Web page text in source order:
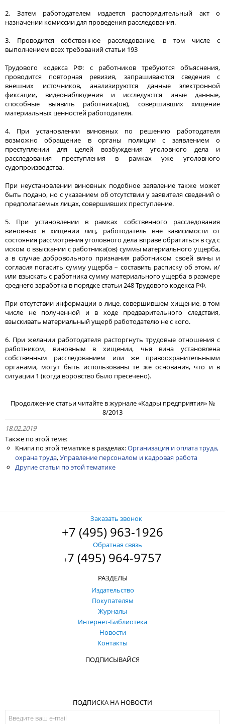
2. Затем работодателем издается распорядительный акт о
назначении комиссии для проведения расследования.
3. Проводится собственное расследование, в том числе с
выполнением всех требований статьи 193
Трудового кодекса РФ: с работников требуются объяснения,
проводится повторная ревизия, запрашиваются сведения с
внешних источников, анализируются данные электронной
фиксации, видеонаблюдения и исследуются иные данные,
способные выявить работника(ов), совершивших хищение
материальных ценностей работодателя.
4. При установлении виновных по решению работодателя
возможно обращение в органы полиции с заявлением о
преступлении для целей возбуждения уголовного дела и
расследования преступления в рамках уже уголовного
судопроизводства.
При неустановлении виновных подобное заявление также может
быть подано, но с указанием об отсутствии у заявителя сведений о
предполагаемых лицах, совершивших преступление.
5. При установлении в рамках собственного расследования
виновных в хищении лиц, работодатель вне зависимости от
состояния рассмотрения уголовного дела вправе обратиться в суд с
иском о взыскании с работника(ов) суммы материального ущерба,
а в случае добровольного признания работником своей вины и
согласия погасить сумму ущерба – составить расписку об этом, и/
или взыскать с работника сумму материального ущерба в размере
среднего заработка в порядке статьи 248 Трудового кодекса РФ.
При отсутствии информации о лице, совершившем хищение, в том
числе не полученной и в ходе предварительного следствия,
взыскивать материальный ущерб работодателю не с кого.
6. При желании работодателя расторгнуть трудовые отношения с
работником, виновным в хищении, чья вина установлена
собственным расследованием или же правоохранительными
органами, могут быть использованы те же основания, что и в
ситуации 1 (когда воровство было пресечено).
Продолжение статьи читайте в журнале «Кадры предприятия» №
8/2013
18.02.2019
Также по этой теме:
Книги по этой тематике в разделах:Организация и оплата труда,
охрана труда,Управление персоналом и кадровая работа
Другие статьи по этой тематике
Заказать звонок
+7 (495) 963-1926
Обратная связь
+7 (495) 964-9757
РАЗДЕЛЫ
Издательство
Покупателям
Журналы
Интернет-Библиотека
Новости
Контакты
ПОДПИСЫВАЙСЯ
ПОДПИСКА НА НОВОСТИ